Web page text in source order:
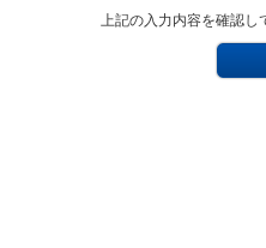
上記の入力内容を確認し